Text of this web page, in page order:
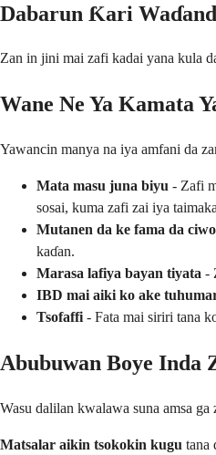
Dabarun Ƙari
Zan in jini mai zafi kadai yana kula
Wane Ne Ya Kamata
Yawancin manya na iya amfani da
Mata masu juna biyu - Zafi
sosai, kuma zafi zai iya
Mutanen da ke fama da
kaɗan.
Marasa lafiya bayan tiyata -
IBD mai aiki ko ake
Tsofaffi - Fata mai siriri tana
Abubuwan Boye Inda
Wasu dalilan kwalawa suna amsa ga
Matsalar aikin tsokokin kugu tana